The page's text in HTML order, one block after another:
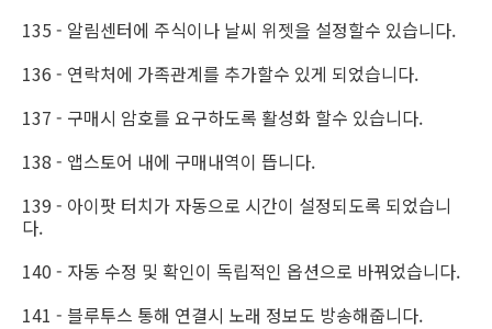
135 - 알림센터에 주식이나 날씨 위젯을 설정할수 있습니다.
136 - 연락처에 가족관계를 추가할수 있게 되었습니다.
137 - 구매시 암호를 요구하도록 활성화 할수 있습니다.
138 - 앱스토어 내에 구매내역이 뜹니다.
139 - 아이팟 터치가 자동으로 시간이 설정되도록 되었습니
다.
140 - 자동 수정 및 확인이 독립적인 옵션으로 바꿔었습니다.
141 - 블루투스 통해 연결시 노래 정보도 방송해줍니다.